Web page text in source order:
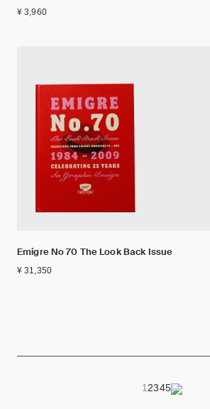
¥ 3,960
Emigre No 70 The Look Back Issue
¥ 31,350
1 2345